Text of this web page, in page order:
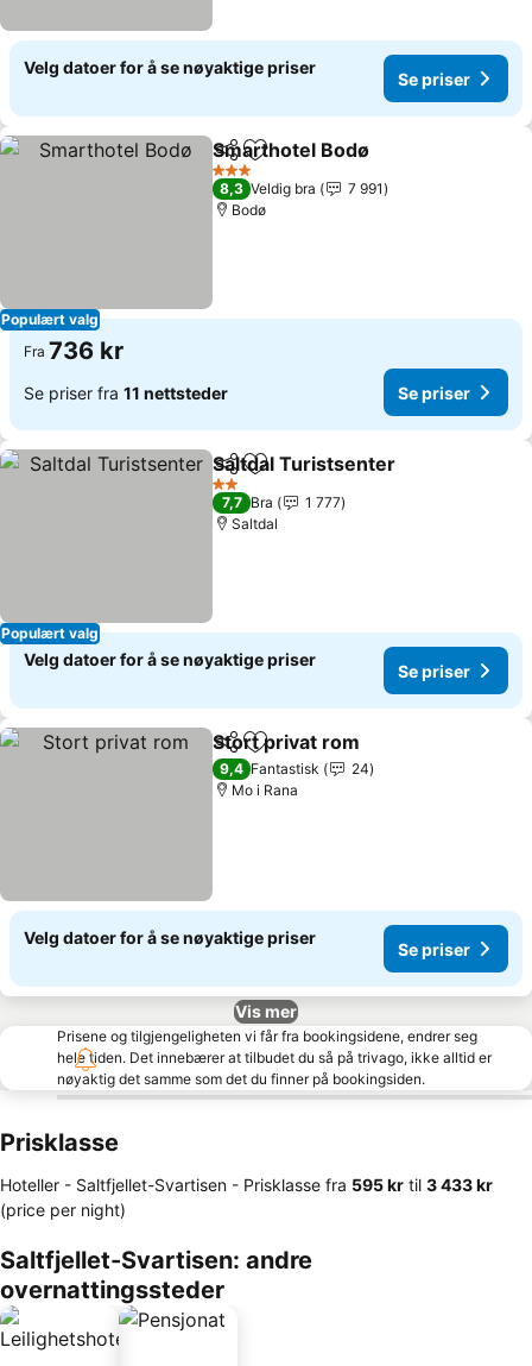
Velg datoer for å se nøyaktige priser
Se priser
Populært valg
Del Legg til i favoritter
Smarthotel Bodø
3 Stjerner
8,3 Veldig bra
7 991
Bodø
Fra 736 kr
Se priser fra 11 nettsteder Se priser
Populært valg
Del Legg til i favoritter
Saltdal Turistsenter
2 Stjerner
7,7 Bra
1 777
Saltdal
Velg datoer for å se nøyaktige priser
Se priser
Del Legg til i favoritter
Stort privat rom
9,4 Fantastisk
24
Mo i Rana
Velg datoer for å se nøyaktige priser
Se priser
Vis mer
Prisene og tilgjengeligheten vi får fra bookingsidene, endrer seg
hele tiden. Det innebærer at tilbudet du så på trivago, ikke alltid er
nøyaktig det samme som det du finner på bookingsiden.
Prisklasse
Hoteller - Saltfjellet-Svartisen - Prisklasse fra ‎595 kr til ‎3 433 kr
(price per night)
Saltfjellet-Svartisen: andre
overnattingssteder